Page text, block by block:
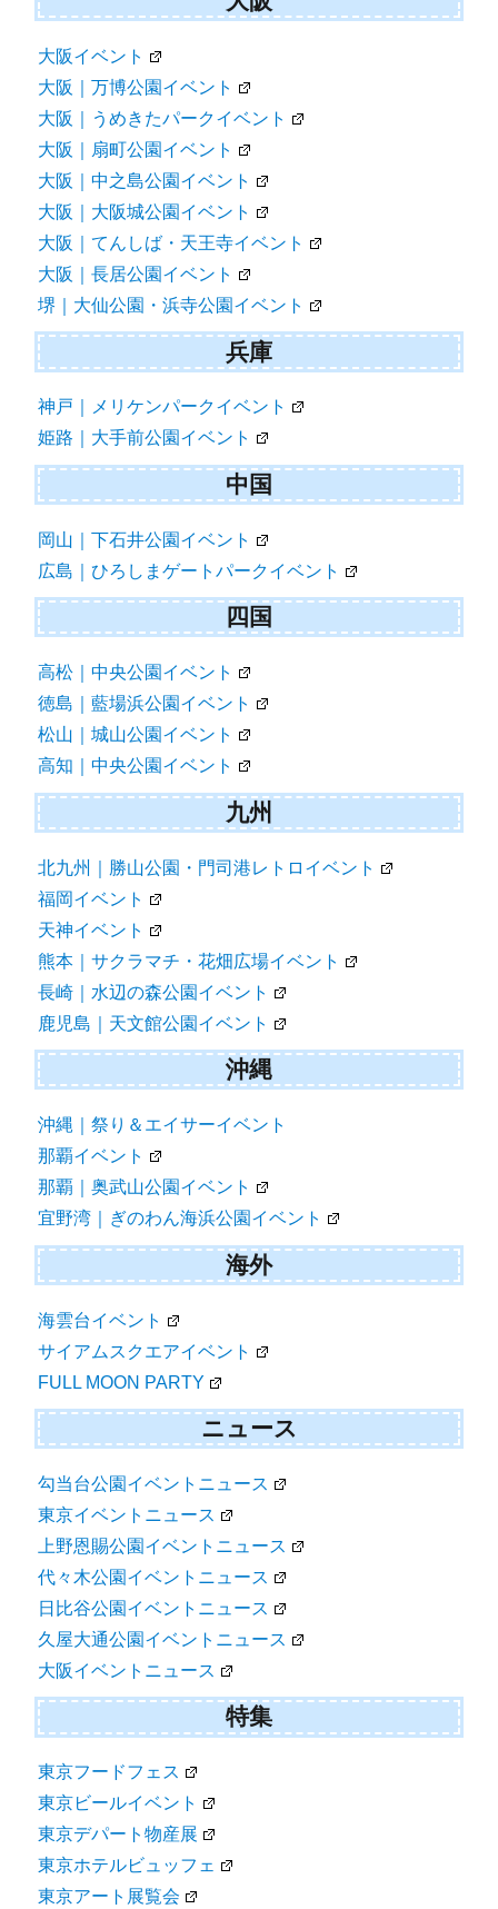
大阪イベント
大阪｜万博公園イベント
大阪｜うめきたパークイベント
大阪｜扇町公園イベント
大阪｜中之島公園イベント
大阪｜大阪城公園イベント
大阪｜てんしば・天王寺イベント
大阪｜長居公園イベント
堺｜大仙公園・浜寺公園イベント
兵庫
神戸｜メリケンパークイベント
姫路｜大手前公園イベント
中国
岡山｜下石井公園イベント
広島｜ひろしまゲートパークイベント
四国
高松｜中央公園イベント
徳島｜藍場浜公園イベント
松山｜城山公園イベント
高知｜中央公園イベント
九州
北九州｜勝山公園・門司港レトロイベント
福岡イベント
天神イベント
熊本｜サクラマチ・花畑広場イベント
長崎｜水辺の森公園イベント
鹿児島｜天文館公園イベント
沖縄
沖縄｜祭り＆エイサーイベント
那覇イベント
那覇｜奥武山公園イベント
宜野湾｜ぎのわん海浜公園イベント
海外
海雲台イベント
サイアムスクエアイベント
FULL MOON PARTY
ニュース
勾当台公園イベントニュース
東京イベントニュース
上野恩賜公園イベントニュース
代々木公園イベントニュース
日比谷公園イベントニュース
久屋大通公園イベントニュース
大阪イベントニュース
特集
東京フードフェス
東京ビールイベント
東京デパート物産展
東京ホテルビュッフェ
東京アート展覧会